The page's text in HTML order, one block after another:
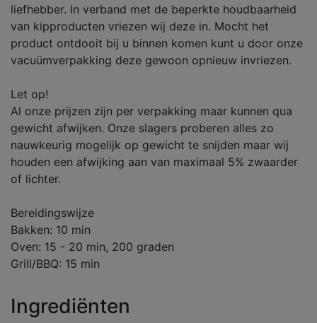
liefhebber. In verband met de beperkte houdbaarheid
van kipproducten vriezen wij deze in. Mocht het
product ontdooit bij u binnen komen kunt u door onze
vacuümverpakking deze gewoon opnieuw invriezen.
Let op!
Al onze prijzen zijn per verpakking maar kunnen qua
gewicht afwijken. Onze slagers proberen alles zo
nauwkeurig mogelijk op gewicht te snijden maar wij
houden een afwijking aan van maximaal 5% zwaarder
of lichter.
Bereidingswijze
Bakken: 10 min
Oven: 15 - 20 min, 200 graden
Grill/BBQ: 15 min
Ingrediënten